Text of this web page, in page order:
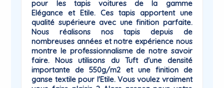
pour les tapis voitures de la gamme
Elégance etEtile. Ces tapis apportent une
qualité supérieure avec une finition parfaite.
Nous réalisons nos tapis depuis de
nombreuses années et notre expérience nous
montre le professionnalisme de notre savoir
faire. Nous utilisons du Tuft d'une densité
importante de 550g/m2 et une finition de
ganse textile pour l'Etile. Vous voulez vraiment